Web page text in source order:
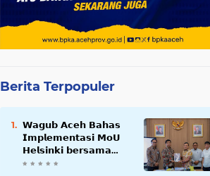
Berita Terpopuler
𝗪𝗮𝗴𝘂𝗯 𝗔𝗰𝗲𝗵 𝗕𝗮𝗵𝗮𝘀
𝗜𝗺𝗽𝗹𝗲𝗺𝗲𝗻𝘁𝗮𝘀𝗶 𝗠𝗼𝗨
𝗛𝗲𝗹𝘀𝗶𝗻𝗸𝗶 𝗯𝗲𝗿𝘀𝗮𝗺𝗮
𝗦𝗲𝗸𝗿𝗲𝘁𝗮𝗿𝗶𝗮𝘁 𝗡𝗲𝗴𝗮𝗿𝗮